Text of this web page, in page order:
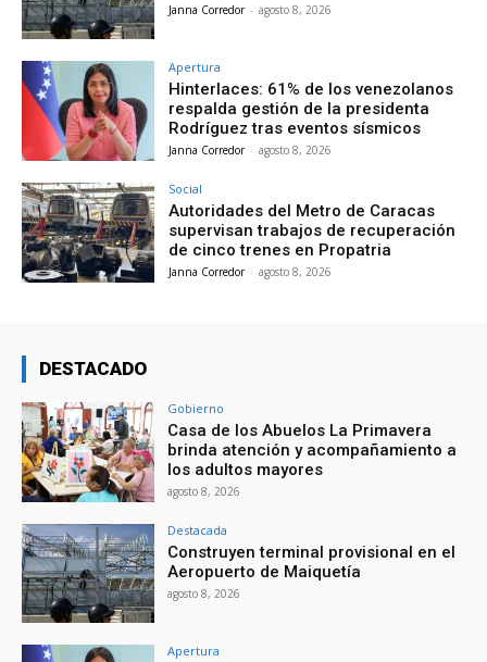
Janna Corredor - agosto 8, 2026
Apertura
Hinterlaces: 61% de los venezolanos
respalda gestión de la presidenta
Rodríguez tras eventos sísmicos
Janna Corredor - agosto 8, 2026
Social
Autoridades del Metro de Caracas
supervisan trabajos de recuperación
de cinco trenes en Propatria
Janna Corredor - agosto 8, 2026
DESTACADO
Gobierno
Casa de los Abuelos La Primavera
brinda atención y acompañamiento a
los adultos mayores
agosto 8, 2026
Destacada
Construyen terminal provisional en el
Aeropuerto de Maiquetía
agosto 8, 2026
Apertura